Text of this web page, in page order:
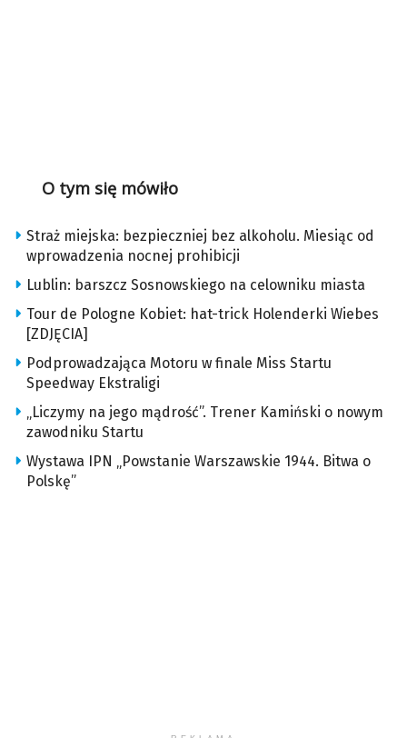
O tym się mówiło
Straż miejska: bezpieczniej bez alkoholu. Miesiąc od
wprowadzenia nocnej prohibicji
Lublin: barszcz Sosnowskiego na celowniku miasta
Tour de Pologne Kobiet: hat-trick Holenderki Wiebes
[ZDJĘCIA]
Podprowadzająca Motoru w finale Miss Startu
Speedway Ekstraligi
„Liczymy na jego mądrość”. Trener Kamiński o nowym
zawodniku Startu
Wystawa IPN „Powstanie Warszawskie 1944. Bitwa o
Polskę”